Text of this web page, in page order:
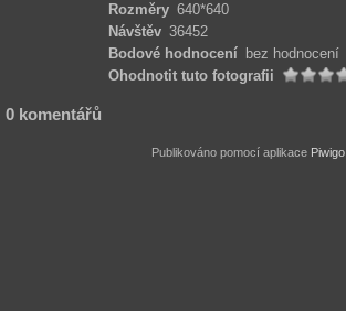
Rozměry 640*640
Návštěv 36452
Bodové hodnocení
bez hodnocení
Ohodnotit tuto fotografii
0 komentářů
Publikováno pomocí aplikace Piwigo